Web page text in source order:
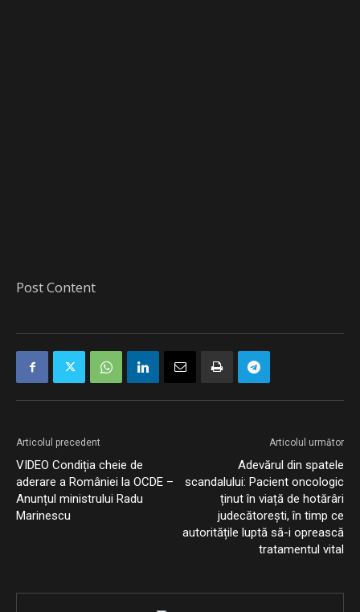
Post Content
Articolul precedent
VIDEO Condiția cheie de
aderare a României la OCDE –
Anunțul ministrului Radu
Marinescu
Articolul următor
Adevărul din spatele
scandalului: Pacient oncologic
ținut în viață de hotărâri
judecătorești, în timp ce
autoritățile luptă să-i oprească
tratamentul vital